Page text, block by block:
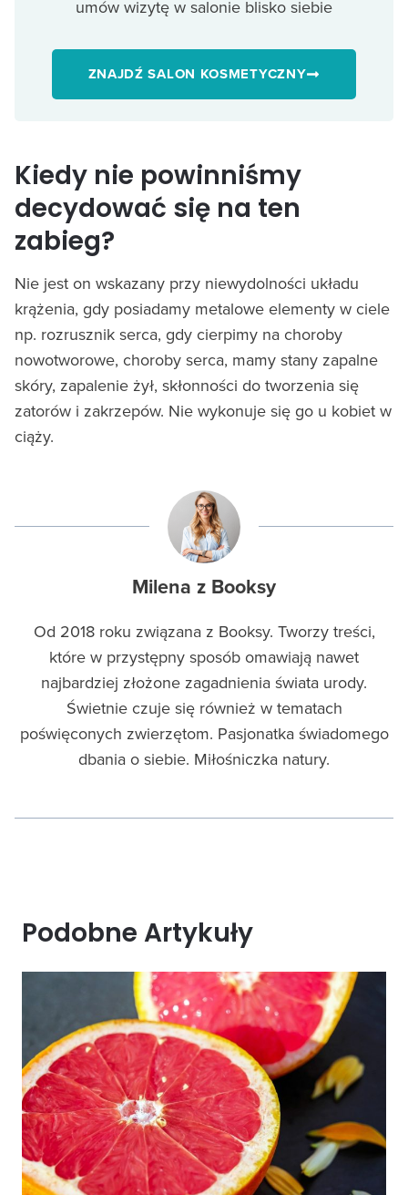
umów wizytę w salonie blisko siebie
ZNAJDŹ SALON KOSMETYCZNY
Kiedy nie powinniśmy
decydować się na ten
zabieg?
Nie jest on wskazany przy niewydolności układu
krążenia, gdy posiadamy metalowe elementy w ciele
np. rozrusznik serca, gdy cierpimy na choroby
nowotworowe, choroby serca, mamy stany zapalne
skóry, zapalenie żył, skłonności do tworzenia się
zatorów i zakrzepów. Nie wykonuje się go u kobiet w
ciąży.
Milena z Booksy
Od 2018 roku związana z Booksy. Tworzy treści,
które w przystępny sposób omawiają nawet
najbardziej złożone zagadnienia świata urody.
Świetnie czuje się również w tematach
poświęconych zwierzętom. Pasjonatka świadomego
dbania o siebie. Miłośniczka natury.
Podobne Artykuły